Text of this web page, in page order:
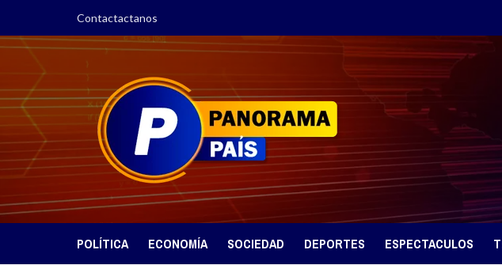
contenido
Contactactanos
POLÍTICA ECONOMÍA SOCIEDAD DEPORTES ESPECTACULOS